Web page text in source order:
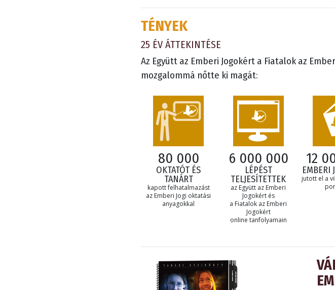
TÉNYEK
25 ÉV ÁTTEKINTÉSE
Az Együtt az Emberi Jogokért a Fiatalok az
mozgalommá nőtte ki magát:
80 000
OKTATÓT ÉS
TANÁRT
kapott felhatalmazást
az Emberi Jogi oktatási
anyagokkal
6 000 000
LÉPÉST
TELJESÍTETTEK
az Együtt az Emberi
Jogokért és
a Fiatalok az Emberi
Jogokért
online tanfolyamain
12
EMBERI
jutott el a